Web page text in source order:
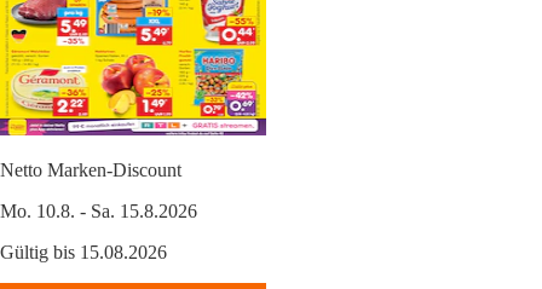
Netto Marken-Discount
Mo. 10.8. - Sa. 15.8.2026
Gültig bis 15.08.2026